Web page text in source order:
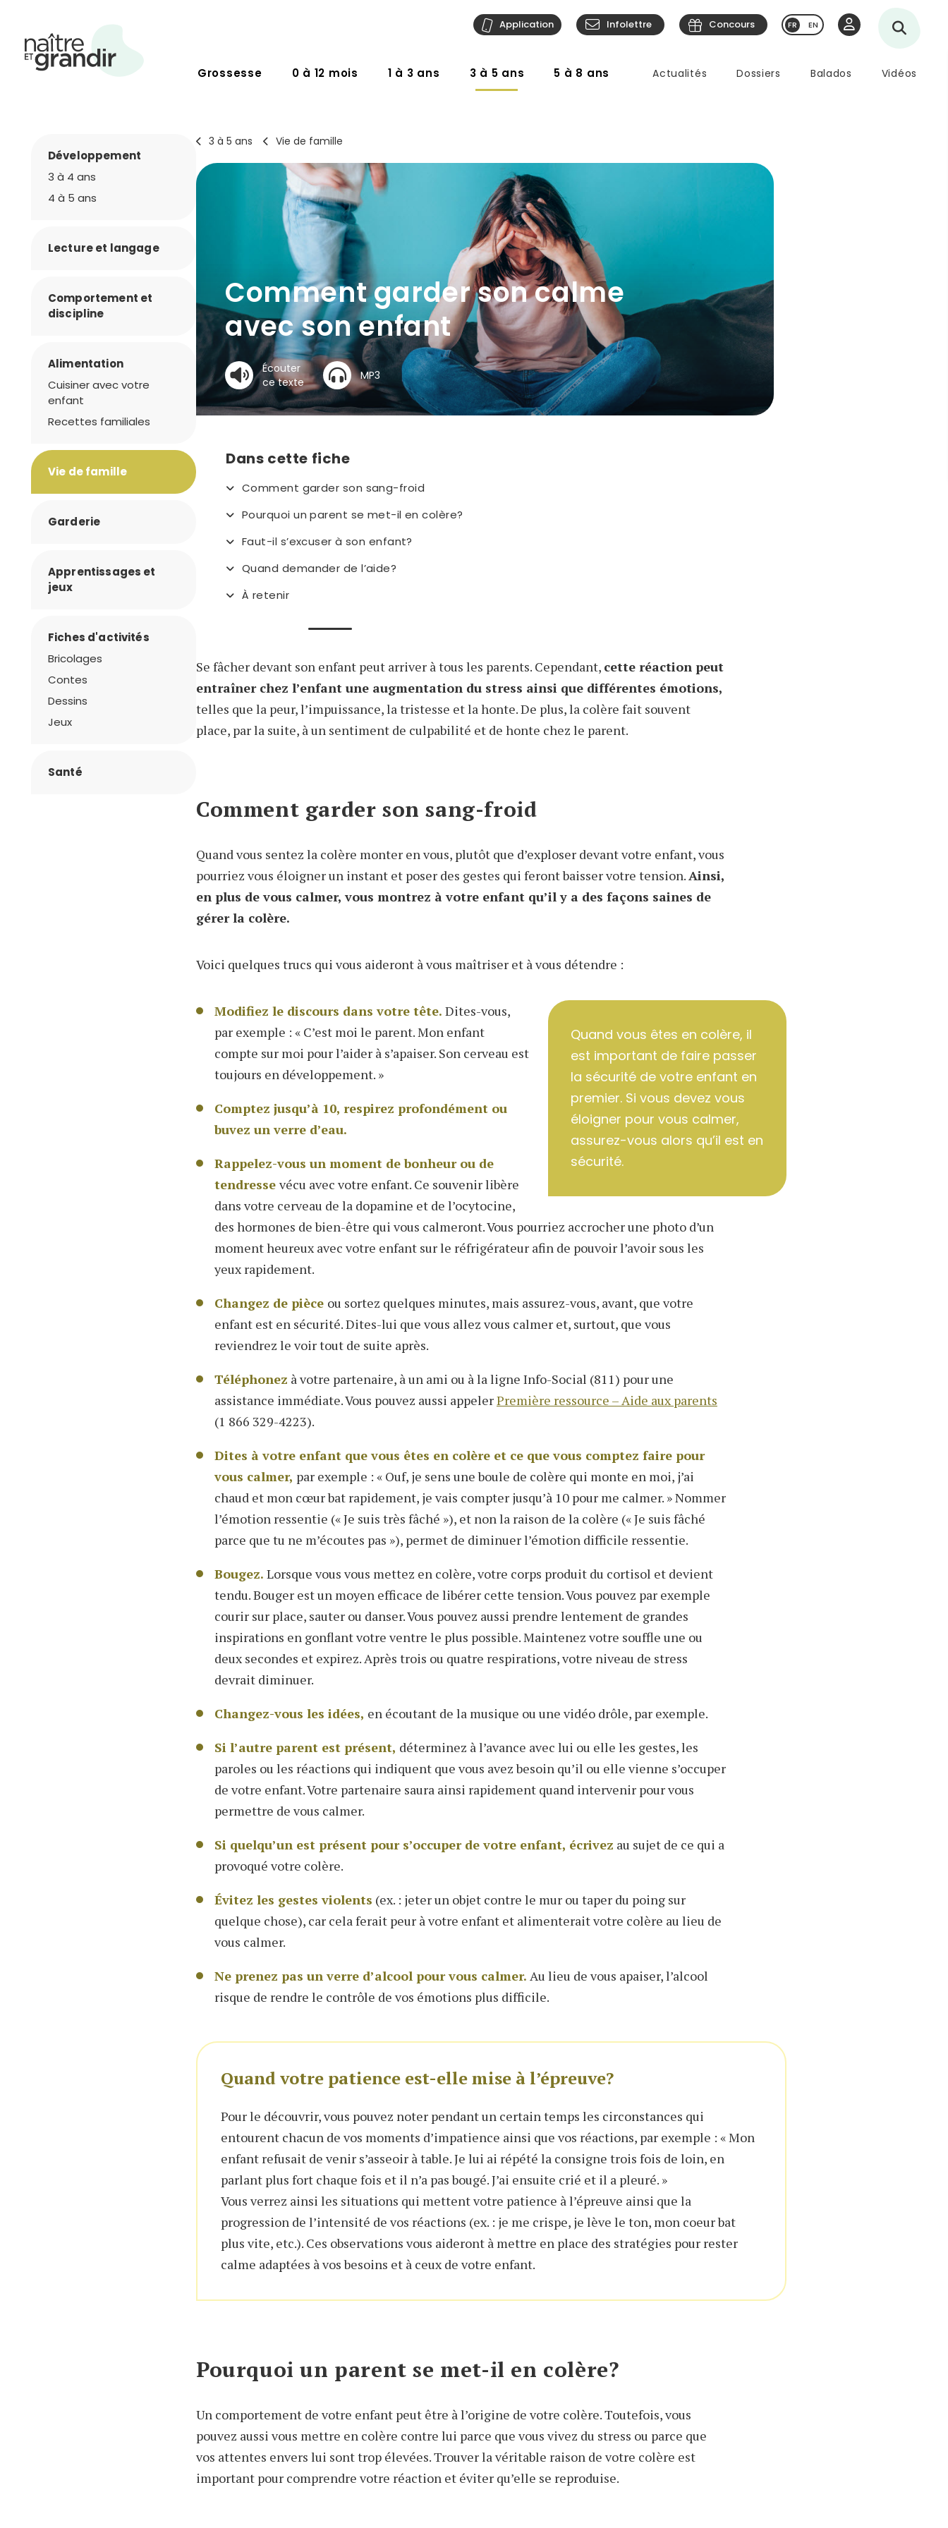
Grossesse 0 à 12 mois 1 à 3 ans 3 à 5 ans 5 à 8 ans Actualités Dossiers Balados Vidéos
Application Infolettre Concours EN
3 à 5 ans Vie de famille
Comment garder son calme
avec son enfant
Écouter
ce texte
MP3
Dans cette fiche
Comment garder son sang-froid
Pourquoi un parent se met-il en colère?
Faut-il s’excuser à son enfant?
Quand demander de l’aide?
À retenir
Se fâcher devant son enfant peut arriver à tous les parents. Cependant, cette réaction peut
entraîner chez l’enfant une augmentation du stress ainsi que différentes émotions,
telles que la peur, l’impuissance, la tristesse et la honte. De plus, la colère fait souvent
place, par la suite, à un sentiment de culpabilité et de honte chez le parent.
Comment garder son sang-froid
Quand vous sentez la colère monter en vous, plutôt que d’exploser devant votre enfant, vous
pourriez vous éloigner un instant et poser des gestes qui feront baisser votre tension.Ainsi,
en plus de vous calmer, vous montrez à votre enfant qu’il y a des façons saines de
gérer la colère.
Voici quelques trucs qui vous aideront à vous maîtriser et à vous détendre :
Quand vous êtes en colère, il
est important de faire passer
la sécurité de votre enfant en
premier. Si vous devez vous
éloigner pour vous calmer,
assurez-vous alors qu’il est en
sécurité.
Modifiez le discours dans votre tête. Dites-vous,
par exemple : « C’est moi le parent. Mon enfant
compte sur moi pour l’aider à s’apaiser. Son cerveau est
toujours en développement. »
Comptez jusqu’à 10, respirez profondément ou
buvez un verre d’eau.
Rappelez-vous un moment de bonheur ou de
tendresse vécu avec votre enfant. Ce souvenir libère
dans votre cerveau de la dopamine et de l’ocytocine,
des hormones de bien-être qui vous calmeront. Vous pourriez accrocher une photo d’un
moment heureux avec votre enfant sur le réfrigérateur afin de pouvoir l’avoir sous les
yeux rapidement.
Changez de pièce ou sortez quelques minutes, mais assurez-vous, avant, que votre
enfant est en sécurité. Dites-lui que vous allez vous calmer et, surtout, que vous
reviendrez le voir tout de suite après.
Téléphonez à votre partenaire, à un ami ou à la ligne Info-Social (811) pour une
assistance immédiate. Vous pouvez aussi appelerPremière ressource – Aide aux parents
(1 866 329-4223).
Dites à votre enfant que vous êtes en colère et ce que vous comptez faire pour
vous calmer, par exemple : « Ouf, je sens une boule de colère qui monte en moi, j’ai
chaud et mon cœur bat rapidement, je vais compter jusqu’à 10 pour me calmer. » Nommer
l’émotion ressentie (« Je suis très fâché »), et non la raison de la colère (« Je suis fâché
parce que tu ne m’écoutes pas »), permet de diminuer l’émotion difficile ressentie.
Bougez. Lorsque vous vous mettez en colère, votre corps produit du cortisol et devient
tendu. Bouger est un moyen efficace de libérer cette tension. Vous pouvez par exemple
courir sur place, sauter ou danser. Vous pouvez aussi prendre lentement de grandes
inspirations en gonflant votre ventre le plus possible. Maintenez votre souffle une ou
deux secondes et expirez. Après trois ou quatre respirations, votre niveau de stress
devrait diminuer.
Changez-vous les idées, en écoutant de la musique ou une vidéo drôle, par exemple.
Si l’autre parent est présent, déterminez à l’avance avec lui ou elle les gestes, les
paroles ou les réactions qui indiquent que vous avez besoin qu’il ou elle vienne s’occuper
de votre enfant. Votre partenaire saura ainsi rapidement quand intervenir pour vous
permettre de vous calmer.
Si quelqu’un est présent pour s’occuper de votre enfant, écrivez au sujet de ce qui a
provoqué votre colère.
Évitez les gestes violents (ex. : jeter un objet contre le mur ou taper du poing sur
quelque chose), car cela ferait peur à votre enfant et alimenterait votre colère au lieu de
vous calmer.
Ne prenez pas un verre d’alcool pour vous calmer. Au lieu de vous apaiser, l’alcool
risque de rendre le contrôle de vos émotions plus difficile.
Quand votre patience est-elle mise à l’épreuve?
Pour le découvrir, vous pouvez noter pendant un certain temps les circonstances qui
entourent chacun de vos moments d’impatience ainsi que vos réactions, par exemple : « Mon
enfant refusait de venir s’asseoir à table. Je lui ai répété la consigne trois fois de loin, en
parlant plus fort chaque fois et il n’a pas bougé. J’ai ensuite crié et il a pleuré. »
Vous verrez ainsi les situations qui mettent votre patience à l’épreuve ainsi que la
progression de l’intensité de vos réactions (ex. : je me crispe, je lève le ton, mon coeur bat
plus vite, etc.). Ces observations vous aideront à mettre en place des stratégies pour rester
calme adaptées à vos besoins et à ceux de votre enfant.
Pourquoi un parent se met-il en colère?
Un comportement de votre enfant peut être à l’origine de votre colère. Toutefois, vous
pouvez aussi vous mettre en colère contre lui parce que vous vivez du stress ou parce que
vos attentes envers lui sont trop élevées. Trouver la véritable raison de votre colère est
important pour comprendre votre réaction et éviter qu’elle se reproduise.
Développement
3 à 4 ans
4 à 5 ans
Lecture et langage
Comportement et
discipline
Alimentation
Cuisiner avec votre
enfant
Recettes familiales
Vie de famille
Garderie
Apprentissages et
jeux
Fiches d'activités
Bricolages
Contes
Dessins
Jeux
Santé